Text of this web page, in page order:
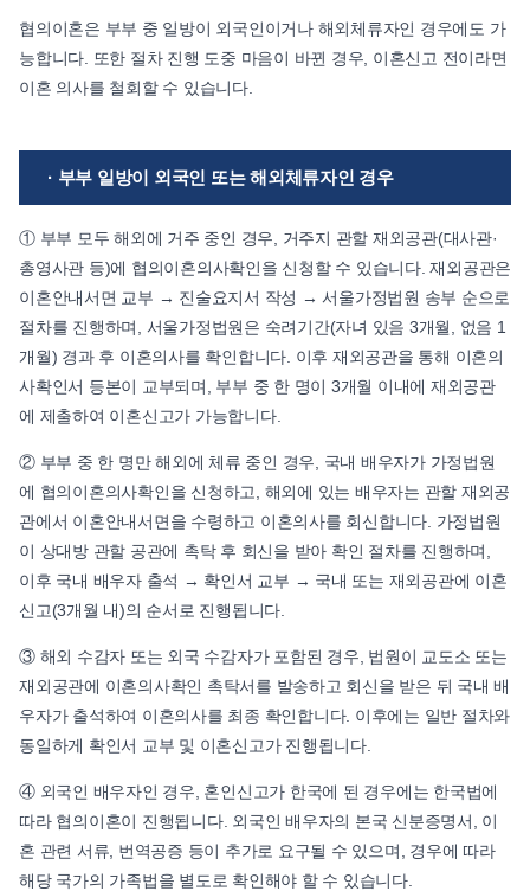
협의이혼은 부부 중 일방이 외국인이거나 해외체류자인 경우에도 가
능합니다. 또한 절차 진행 도중 마음이 바뀐 경우, 이혼신고 전이라면
이혼 의사를 철회할 수 있습니다.
· 부부 일방이 외국인 또는 해외체류자인 경우
① 부부 모두 해외에 거주 중인 경우, 거주지 관할 재외공관(대사관·
총영사관 등)에 협의이혼의사확인을 신청할 수 있습니다. 재외공관은
이혼안내서면 교부 → 진술요지서 작성 → 서울가정법원 송부 순으로
절차를 진행하며, 서울가정법원은 숙려기간(자녀 있음 3개월, 없음 1
개월) 경과 후 이혼의사를 확인합니다. 이후 재외공관을 통해 이혼의
사확인서 등본이 교부되며, 부부 중 한 명이 3개월 이내에 재외공관
에 제출하여 이혼신고가 가능합니다.
② 부부 중 한 명만 해외에 체류 중인 경우, 국내 배우자가 가정법원
에 협의이혼의사확인을 신청하고, 해외에 있는 배우자는 관할 재외공
관에서 이혼안내서면을 수령하고 이혼의사를 회신합니다. 가정법원
이 상대방 관할 공관에 촉탁 후 회신을 받아 확인 절차를 진행하며,
이후 국내 배우자 출석 → 확인서 교부 → 국내 또는 재외공관에 이혼
신고(3개월 내)의 순서로 진행됩니다.
③ 해외 수감자 또는 외국 수감자가 포함된 경우, 법원이 교도소 또는
재외공관에 이혼의사확인 촉탁서를 발송하고 회신을 받은 뒤 국내 배
우자가 출석하여 이혼의사를 최종 확인합니다. 이후에는 일반 절차와
동일하게 확인서 교부 및 이혼신고가 진행됩니다.
④ 외국인 배우자인 경우, 혼인신고가 한국에 된 경우에는 한국법에
따라 협의이혼이 진행됩니다. 외국인 배우자의 본국 신분증명서, 이
혼 관련 서류, 번역공증 등이 추가로 요구될 수 있으며, 경우에 따라
해당 국가의 가족법을 별도로 확인해야 할 수 있습니다.